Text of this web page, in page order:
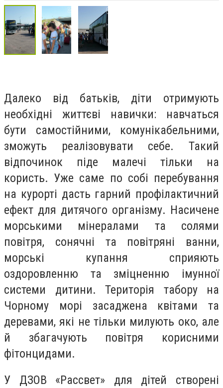
Далеко від батьків, діти отримують
необхідні життєві навички: навчаться
бути самостійними, комунікабельними,
зможуть реалізовувати себе. Такий
відпочинок піде малечі тільки на
користь. Уже саме по собі перебування
на курорті дасть гарний профілактичний
ефект для дитячого організму. Насичене
морськими мінералами та солями
повітря, сонячні та повітряні ванни,
морські купання сприяють
оздоровленню та зміцненню імунної
системи дитини. Територія табору на
Чорному морі засаджена квітами та
деревами, які не тільки милують око, але
й збагачують повітря корисними
фітонцидами.
У ДЗОВ «Рассвет» для дітей створені